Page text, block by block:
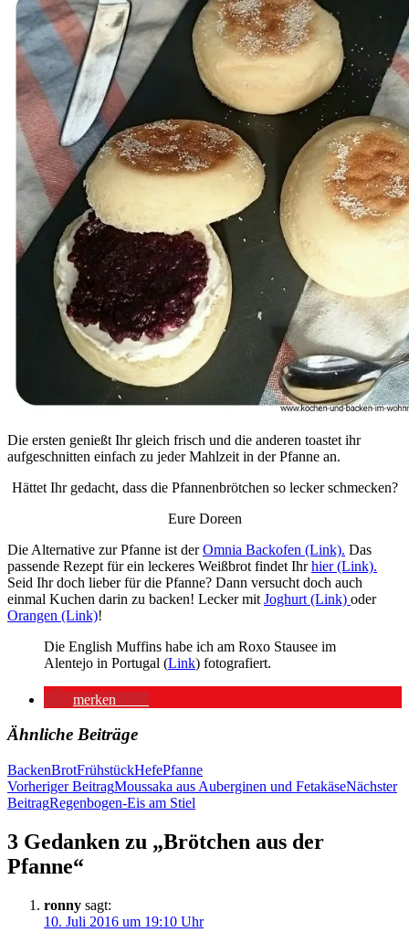
Die ersten genießt Ihr gleich frisch und die anderen toastet ihr
aufgeschnitten einfach zu jeder Mahlzeit in der Pfanne an.
Hättet Ihr gedacht, dass die Pfannenbrötchen so lecker schmecken?
Eure Doreen
Die Alternative zur Pfanne ist derOmnia Backofen (Link). Das
passende Rezept für ein leckeres Weißbrot findet Ihrhier (Link).
Seid Ihr doch lieber für die Pfanne? Dann versucht doch auch
einmal Kuchen darin zu backen! Lecker mit Joghurt (Link) oder
Orangen (Link)!
Die English Muffins habe ich am Roxo Stausee im
Alentejo in Portugal (Link) fotografiert.
merken
Ähnliche Beiträge
BackenBrotFrühstückHefePfanne
Beitragsnavigation
Vorheriger BeitragMoussaka aus Auberginen und FetakäseNächster
BeitragRegenbogen-Eis am Stiel
3 Gedanken zu „Brötchen aus der
Pfanne“
ronny sagt:
10. Juli 2016 um 19:10 Uhr